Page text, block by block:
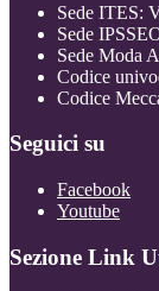
Sede ITES:
Sede
Sede Moda
Codice
Codice
Seguici su
Facebook
Youtube
Sezione Link